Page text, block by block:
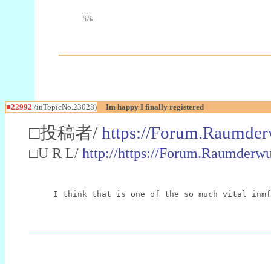
%%
■22992 /inTopicNo.23028) Im happy I finally registered
□投稿者/ https://
□U R L/ http://https://
I think that is one of the so much vital